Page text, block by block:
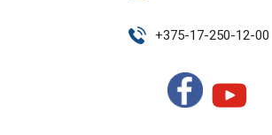
+375-17-250-12-00